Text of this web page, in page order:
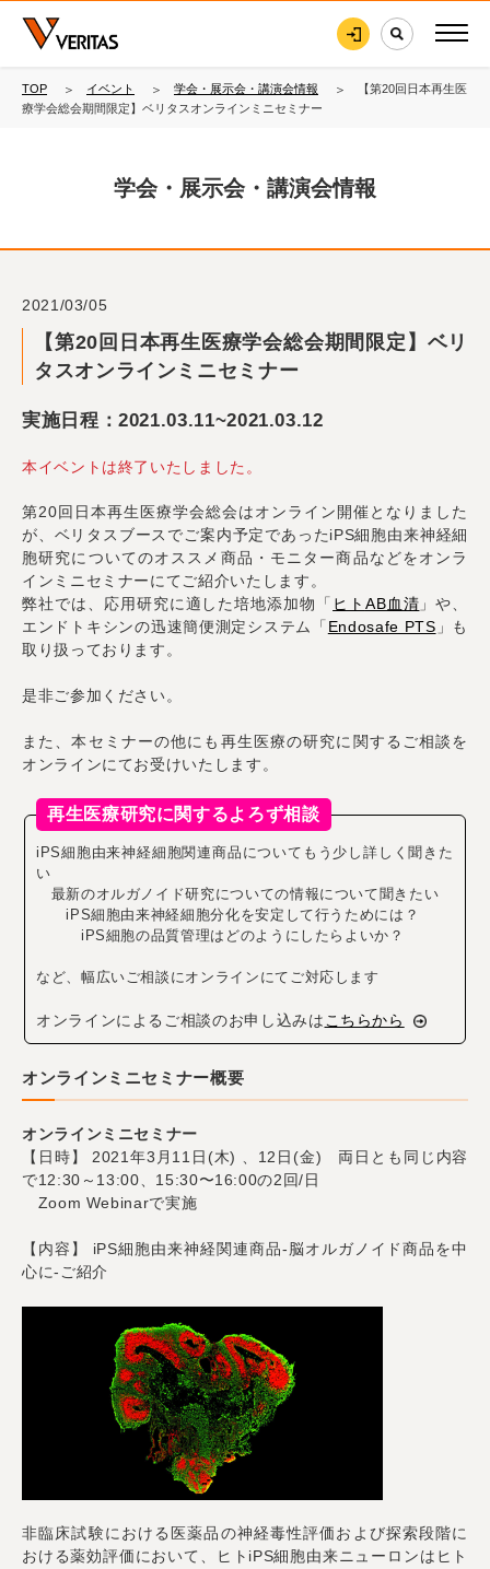
TOP イベント 学会・展示会・講演会情報
【第20回日本再生医
療学会総会期間限定】ベリタスオンラインミニセミナー
学会・展示会・講演会情報
2021/03/05
【第20回日本再生医療学会総会期間限定】ベリ
タスオンラインミニセミナー
実施日程：2021.03.11~2021.03.12
本イベントは終了いたしました。
第20回日本再生医療学会総会はオンライン開催となりました
が、ベリタスブースでご案内予定であったiPS細胞由来神経細
胞研究についてのオススメ商品・モニター商品などをオンラ
インミニセミナーにてご紹介いたします。
弊社では、応用研究に適した培地添加物「 ヒト AB血清 」や、
エンドトキシンの迅速簡便測定システム「 Endosafe PTS 」も
取り扱っております。
是非ご参加ください。
また、本セミナーの他にも再生医療の研究に関するご相談を
オンラインにてお受けいたします。
再生医療研究に関するよろず相談
iPS細胞由来神経細胞関連商品についてもう少し詳しく聞きた
い
最新のオルガノイド研究についての情報について聞きたい
iPS細胞由来神経細胞分化を安定して行うためには？
iPS細胞の品質管理はどのようにしたらよいか？
など、幅広いご相談にオンラインにてご対応します
オンラインによるご相談のお申し込みは こちらから
オンラインミニセミナー概要
オンラインミニセミナー
【日時】 2021年3月11日(木) 、12日(金) 両日とも同じ内容
で12:30～13:00、15:30〜16:00の2回/日
Zoom Webinarで実施
【内容】 iPS細胞由来神経関連商品-脳オルガノイド商品を中
心に-ご紹介
非臨床試験における医薬品の神経毒性評価および探索段階に
おける薬効評価において、ヒト iPS細胞由来ニューロンはヒト